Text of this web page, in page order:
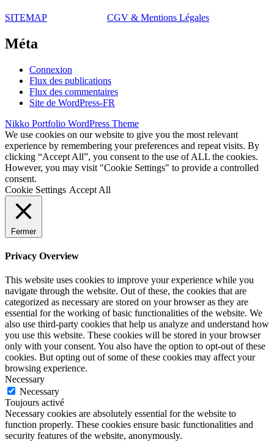
SITEMAP CGV & Mentions Légales
Méta
Connexion
Flux des publications
Flux des commentaires
Site de WordPress-FR
Nikko Portfolio WordPress Theme
We use cookies on our website to give you the most relevant
experience by remembering your preferences and repeat visits. By
clicking “Accept All”, you consent to the use of ALL the cookies.
However, you may visit "Cookie Settings" to provide a controlled
consent.
Cookie Settings Accept All
Fermer
Privacy Overview
This website uses cookies to improve your experience while you
navigate through the website. Out of these, the cookies that are
categorized as necessary are stored on your browser as they are
essential for the working of basic functionalities of the website. We
also use third-party cookies that help us analyze and understand how
you use this website. These cookies will be stored in your browser
only with your consent. You also have the option to opt-out of these
cookies. But opting out of some of these cookies may affect your
browsing experience.
Necessary
Necessary
Toujours activé
Necessary cookies are absolutely essential for the website to
function properly. These cookies ensure basic functionalities and
security features of the website, anonymously.